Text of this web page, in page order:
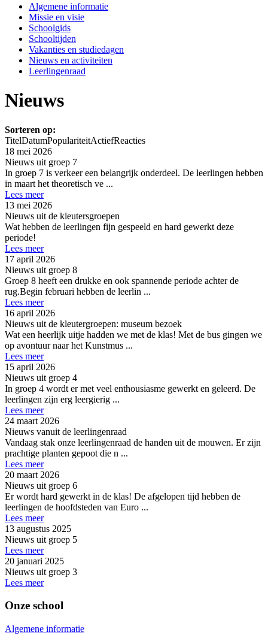
Algemene informatie
Missie en visie
Schoolgids
Schooltijden
Vakanties en studiedagen
Nieuws en activiteiten
Leerlingenraad
Nieuws
Sorteren op:
TitelDatumPopulariteitActiefReacties
18 mei 2026
Nieuws uit groep 7
In groep 7 is verkeer een belangrijk onderdeel. De leerlingen hebben
in maart het theoretisch ve ...
Lees meer
13 mei 2026
Nieuws uit de kleutersgroepen
Wat hebben de leerlingen fijn gespeeld en hard gewerkt deze
periode!
Lees meer
17 april 2026
Nieuws uit groep 8
Groep 8 heeft een drukke en ook spannende periode achter de
rug.Begin februari hebben de leerlin ...
Lees meer
16 april 2026
Nieuws uit de kleutergroepen: museum bezoek
Wat een heerlijk uitje hadden we met de klas! Met de bus gingen we
op avontuur naar het Kunstmus ...
Lees meer
15 april 2026
Nieuws uit groep 4
In groep 4 wordt er met veel enthousiasme gewerkt en geleerd. De
leerlingen zijn erg leergierig ...
Lees meer
24 maart 2026
Nieuws vanuit de leerlingenraad
Vandaag stak onze leerlingenraad de handen uit de mouwen. Er zijn
prachtige planten gepoot die n ...
Lees meer
20 maart 2026
Nieuws uit groep 6
Er wordt hard gewerkt in de klas! De afgelopen tijd hebben de
leerlingen de hoofdsteden van Euro ...
Lees meer
13 augustus 2025
Nieuws uit groep 5
Lees meer
20 januari 2025
Nieuws uit groep 3
Lees meer
Onze school
Algemene informatie